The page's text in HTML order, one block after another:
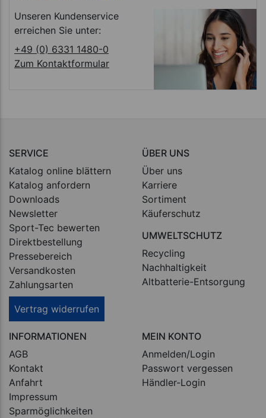
Unseren Kundenservice
erreichen Sie unter:
+49 (0) 6331 1480-0
Zum Kontaktformular
SERVICE
Katalog online blättern
Katalog anfordern
Downloads
Newsletter
Sport-Tec bewerten
Direktbestellung
Pressebereich
Versandkosten
Zahlungsarten
Vertrag widerrufen
ÜBER UNS
Über uns
Karriere
Sortiment
Käuferschutz
UMWELTSCHUTZ
Recycling
Nachhaltigkeit
Altbatterie-Entsorgung
INFORMATIONEN
AGB
Kontakt
Anfahrt
Impressum
Sparmöglichkeiten
MEIN KONTO
Anmelden/Login
Passwort vergessen
Händler-Login